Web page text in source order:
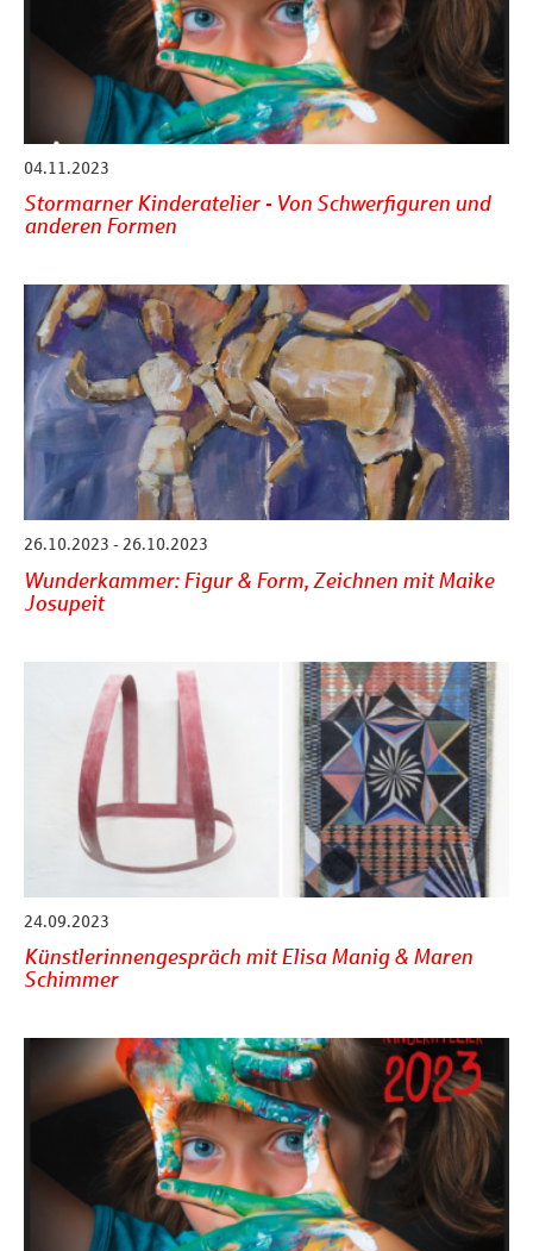
04.11.2023
Stormarner Kinderatelier - Von Schwerfiguren und
anderen Formen
26.10.2023 - 26.10.2023
Wunderkammer: Figur & Form, Zeichnen mit Maike
Josupeit
24.09.2023
Künstlerinnengespräch mit Elisa Manig & Maren
Schimmer